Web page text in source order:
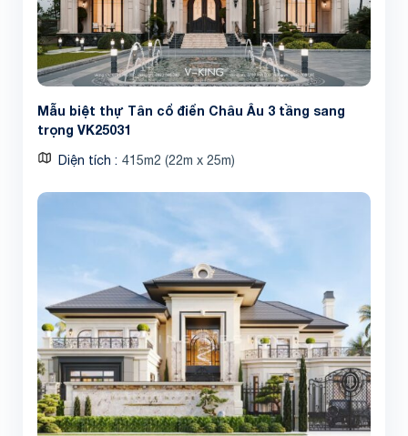
Mẫu biệt thự Tân cổ điển Châu Âu 3 tầng sang
trọng VK25031
Diện tích 415m2 (22m x 25m)